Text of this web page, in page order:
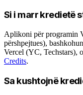
Si i marr kredietë
Aplikoni për programin
përshpejtues),
Vercel (YC, Techstars),
Credits.
Sa kushtojnë